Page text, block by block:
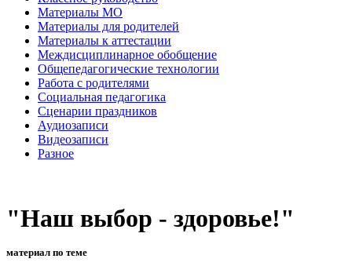
Материалы МО
Материалы для родителей
Материалы к аттестации
Междисциплинарное обобщение
Общепедагогические технологии
Работа с родителями
Социальная педагогика
Сценарии праздников
Аудиозаписи
Видеозаписи
Разное
"Наш выбор - здоровье!"
материал по теме